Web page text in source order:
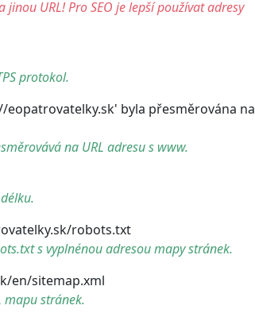
URL! Pro SEO je lepší používat adresy
protokol.
eopatrovatelky.sk' byla přesměrována na
na URL adresu s www.
robots.txt
s vyplnénou adresou mapy stránek.
en/sitemap.xml
mapu stránek.